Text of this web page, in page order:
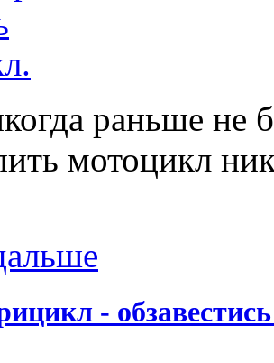
раньше не
мотоцикл
-